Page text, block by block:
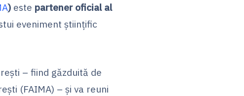
) este partener oficial al
eveniment științific
– fiind găzduită de
(FAIMA) – și va reuni